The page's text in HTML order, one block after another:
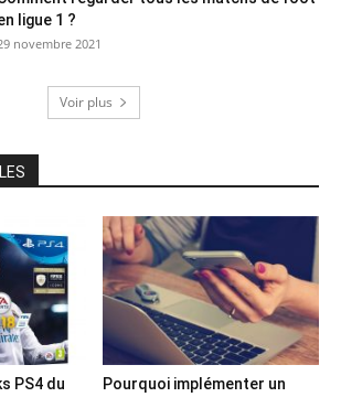
ligue 1 ?
novembre 2021
Voir plus
PS4 du
Pourquoi implémenter un